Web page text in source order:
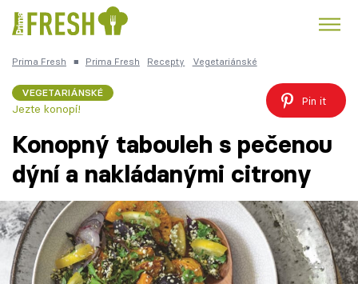
Česká kuchyně
Témata
Recepty
Prima Fresh ■ Prima Fresh Recepty Vegetariánské
VEGETARIÁNSKÉ
Jezte konopí!
Pin it
Konopný tabouleh s pečenou
dýní a nakládanými citrony